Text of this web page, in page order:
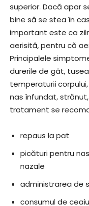
superior. Dacă apar
bine să se stea în
important este ca
aerisită, pentru că
Principalele
durerile de gât,
temperaturii
nas înfundat,
tratament se
repaus la pat
picături pentru
nazale
administrarea de
consumul de